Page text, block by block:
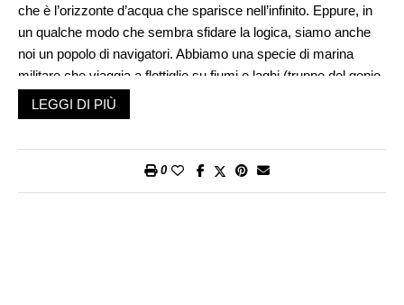
che è l’orizzonte d’acqua che sparisce nell’infinito. Eppure, in
un qualche modo che sembra sfidare la logica, siamo anche
noi un popolo di navigatori. Abbiamo una specie di marina
militare che viaggia a flottiglie su fiumi e laghi (truppe del genio
lacuale/nautico), ma disponiamo pure di 17 navi private, 13
delle quali oceaniche, coordinate dallo Swiss Maritime
del mondo battendo bandiera svizzera.
LEGGI DI PIÙ
0